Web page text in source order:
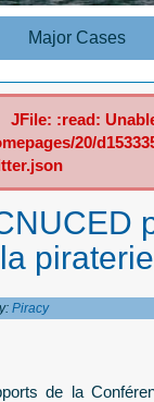
Major Cases
JFile: :read:
20/
piraterie
Piracy
de la